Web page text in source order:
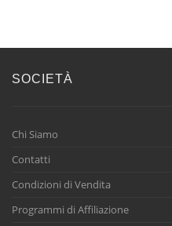
SOCIETÀ
Chi Siamo
Contatti
Condizioni di Vendita
Programmi di Affiliazione